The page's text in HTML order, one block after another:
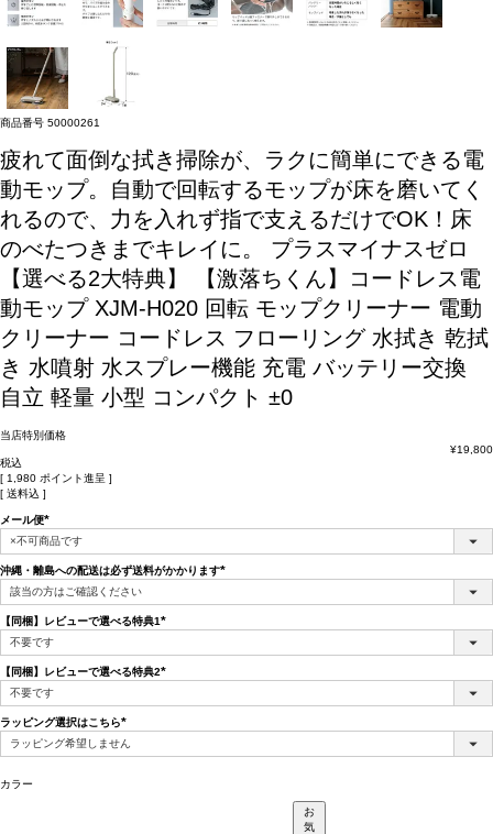
商品番号 50000261
疲れて面倒な拭き掃除が、ラクに簡単にできる電
動モップ。自動で回転するモップが床を磨いてく
れるので、力を入れず指で支えるだけでOK！床
のべたつきまでキレイに。
プラスマイナスゼロ
【選べる2大特典】 【激落ちくん】コードレス電
動モップ XJM-H020 回転 モップクリーナー 電動
クリーナー コードレス フローリング 水拭き 乾拭
き 水噴射 水スプレー機能 充電 バッテリー交換
自立 軽量 小型 コンパクト ±0
当店特別価格
¥19,800
税込
[ 1,980 ポイント進呈 ]
送料込
メール便
(必
須)
沖縄・離島への配送は必ず送料がかかります
【同梱】レビューで選べる特典1
【同梱】レビューで選べる特典2
ラッピング選択はこちら
(必
カラー
お
気